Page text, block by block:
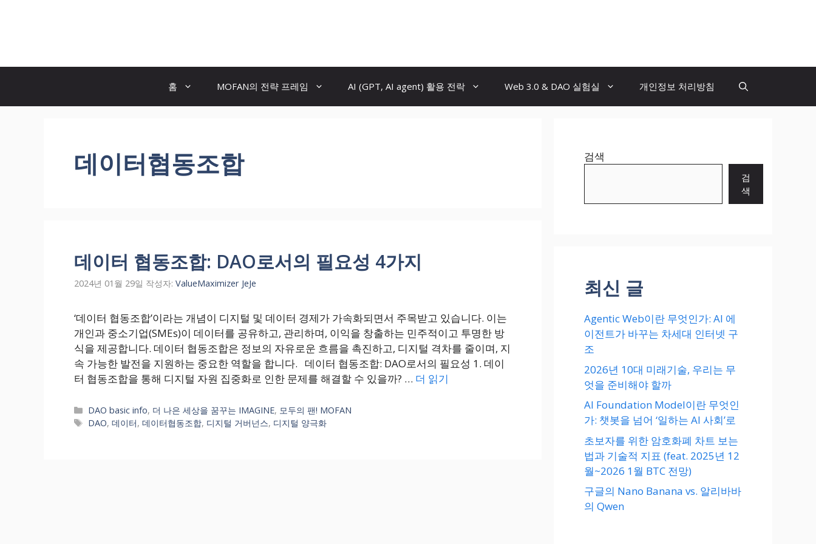
건
홈 MOFAN의 전략 프레임 AI (GPT, AI agent) 활용 전락 Web 3.0 & DAO 실험실 개인정보 처리방침
데이터협동조합
데이터 협동조합: DAO로서의 필요성 4가지
2024년 01월 29일 작성자: ValueMaximizer JeJe
‘데이터 협동조합’이라는 개념이 디지털 및 데이터 경제가 가속화되면서 주목받고 있습니다. 이는
개인과 중소기업(SMEs)이 데이터를 공유하고, 관리하며, 이익을 창출하는 민주적이고 투명한 방
식을 제공합니다. 데이터 협동조합은 정보의 자유로운 흐름을 촉진하고, 디지털 격차를 줄이며, 지
속 가능한 발전을 지원하는 중요한 역할을 합니다. 데이터 협동조합: DAO로서의 필요성 1. 데이
터 협동조합을 통해 디지털 자원 집중화로 인한 문제를 해결할 수 있을까? … 더 읽기
카
테
DAO basic info, 더 나은 세상을 꿈꾸는 IMAGINE, 모두의 팬! MOFAN
태
DAO,데이터,데이터협동조합, 디지털 거버넌스, 디지털 양극화
검색
검
색
최신 글
Agentic Web이란 무엇인가: AI 에
이전트가 바꾸는 차세대 인터넷 구
조
2026년 10대 미래기술, 우리는 무
엇을 준비해야 할까
AI Foundation Model이란 무엇인
가: 챗봇을 넘어 ‘일하는 AI 사회’로
초보자를 위한 암호화폐 차트 보는
법과 기술적 지표 (feat. 2025년 12
월~2026 1월 BTC 전망)
구글의 Nano Banana vs. 알리바바
의 Qwen